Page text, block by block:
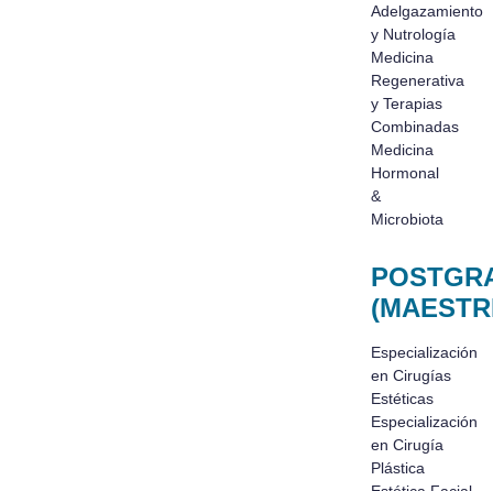
Adelgazamiento
y Nutrología
Medicina
Regenerativa
y Terapias
Combinadas
Medicina
Hormonal
&
Microbiota
Especialización
en Cirugías
Estéticas
Especialización
en Cirugía
Plástica